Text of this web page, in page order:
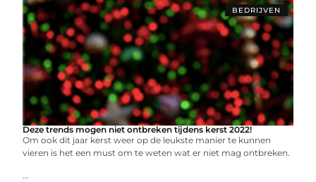
BEDRIJVEN
Deze trends mogen niet ontbreken tijdens kerst 2022!
Om ook dit jaar kerst weer op de leukste manier te kunnen
vieren is het een must om te weten wat er niet mag ontbreken.
...